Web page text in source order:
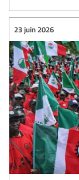
23 juin 2026